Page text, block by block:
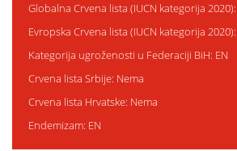
Globalna Crvena lista (IUCN kategorija
Evropska Crvena lista (IUCN kategorija
Kategorija ugroženosti u Federaciji BiH: EN
Crvena lista Srbije: Nema
Crvena lista Hrvatske: Nema
Endemizam: EN